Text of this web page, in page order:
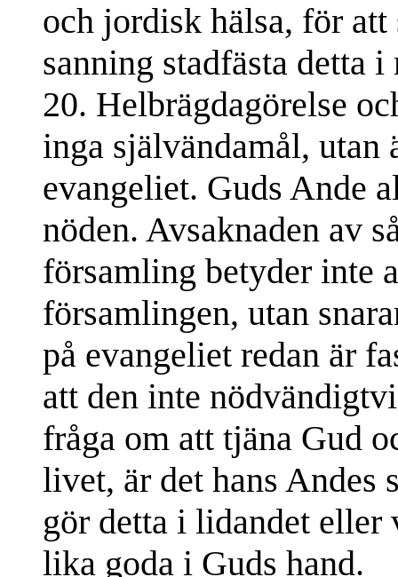
och jordisk hälsa, för att
sanning stadfästa detta
20. Helbrägdagörelse
inga självändamål,
evangeliet. Guds Ande
nöden. Avsaknaden av
församling betyder inte
församlingen, utan
på evangeliet redan är
att den inte
fråga om att tjäna Gud
livet, är det hans Andes
gör detta i lidandet eller
lika goda i Guds hand.